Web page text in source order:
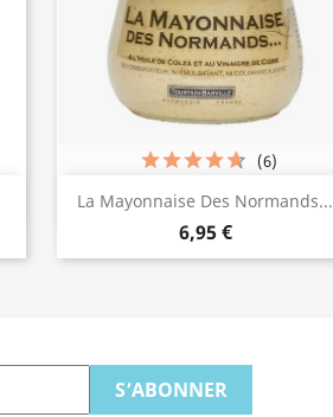
La Mayonnaise Des Normands...
6,95 €
(6)
Aperçu rapide